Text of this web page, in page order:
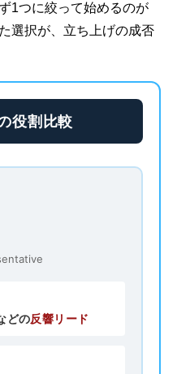
1つに絞って始めるのが
選択が、立ち上げの成否
役割比較
どの反響リード